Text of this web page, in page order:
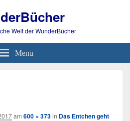
Welt der WunderBücher
Menu
am 600 × 373in Das Entchen geht